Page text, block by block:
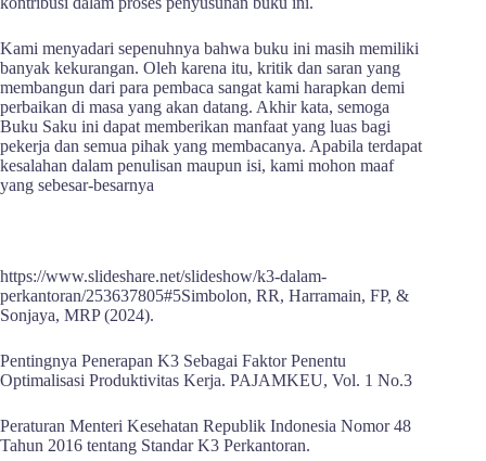
Kami menyadari sepenuhnya bahwa buku ini masih memiliki
banyak kekurangan. Oleh karena itu, kritik dan saran yang
membangun dari para pembaca sangat kami harapkan demi
perbaikan di masa yang akan datang. Akhir kata, semoga
Buku Saku ini dapat memberikan manfaat yang luas bagi
pekerja dan semua pihak yang membacanya. Apabila terdapat
kesalahan dalam penulisan maupun isi, kami mohon maaf
yang sebesar-besarnya
https://www.slideshare.net/slideshow/k3-dalam-
perkantoran/253637805#5Simbolon, RR, Harramain, FP, &
Sonjaya, MRP (2024).
Pentingnya Penerapan K3 Sebagai Faktor Penentu
Optimalisasi Produktivitas Kerja. PAJAMKEU, Vol. 1 No.3
Peraturan Menteri Kesehatan Republik Indonesia Nomor 48
Tahun 2016 tentang Standar K3 Perkantoran.